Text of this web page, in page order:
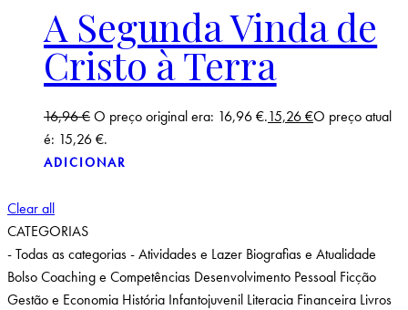
A Segunda Vinda de
Cristo à Terra
16,96€O preço original era: 16,96 €.15,26€O preço atual
é: 15,26 €.
ADICIONAR
Clear all
CATEGORIAS
- Todas as categorias -Atividades e Lazer Biografias e Atualidade
BolsoCoaching e Competências Desenvolvimento Pessoal Ficção
Gestão e Economia História Infantojuvenil Literacia Financeira Livros